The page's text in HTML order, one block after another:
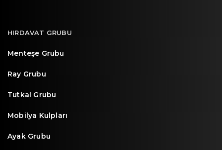
HIRDAVAT GRUBU
Menteşe Grubu
Ray Grubu
Tutkal Grubu
Mobilya Kulpları
Ayak Grubu